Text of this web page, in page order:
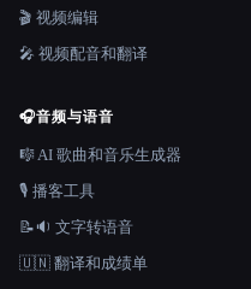
🎬 视频编辑
🎤 视频配音和翻译
🎧音频与语音
🎼 AI 歌曲和音乐生成器
🎙️ 播客工具
📝🔉 文字转语音
🇺🇳 翻译和成绩单